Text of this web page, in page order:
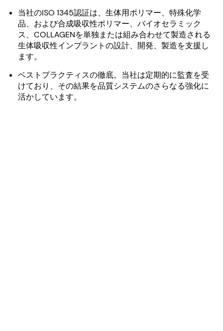
当社のISO 1345認証は、生体用ポリマー、特殊化学
品、および合成吸収性ポリマー、バイオセラミック
ス、COLLAGENを単独または組み合わせて製造される
生体吸収性インプラントの設計、開発、製造を支援し
ます。
ベストプラクティスの徹底。当社は定期的に監査を受
けており、その結果を品質システムのさらなる強化に
活かしています。